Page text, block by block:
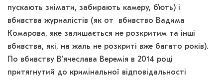
пускають знімати, забирають камеру, б’ють) і
вбивства журналістів (як от вбивство Вадима
Комарова, яке залишається не розкритим та інші
вбивства, які, на жаль не розкриті вже багато років).
По вбивству В’ячеслава Веремія в 2014 році
притягнутий до кримінальної відповідальності